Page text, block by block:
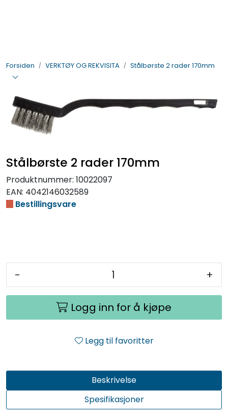
Forsiden VERKTØY OG REKVISITA Stålbørste 2 rader 170mm
Stålbørste 2 rader 170mm
Produktnummer: 10022097
EAN: 4042146032589
Bestillingsvare
- +
Logg inn for å kjøpe
Legg til favoritter
Beskrivelse
Spesifikasjoner
ELEKTRISK
VERKTØY OG REKVISITA
PÅBYGG OG CHASSIS
SIKKERHET
KONTAKT OSS
TILBUD